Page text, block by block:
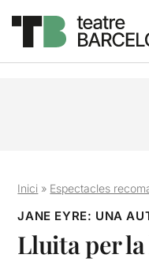
Inici » Espectacles
JANE EYRE: UNA
Lluita per